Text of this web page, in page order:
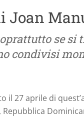
Joan
se si
condivisi
il 27 aprile di